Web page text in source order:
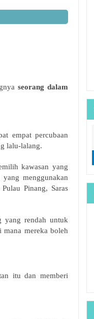
seorang dalam
empat percubaan
lalu-lalang.
kawasan yang
menggunakan
Pinang, Saras
yang rendah untuk
mana mereka boleh
itu dan memberi